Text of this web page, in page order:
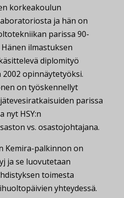
korkeakoulun
ja hän on
parissa 90-
ilmastuksen
diplomityö
2002 opinnäytetyöksi.
on työskennellyt
parissa
nyt HSY:n
vs. osastojohtajana.
Kemira-palkinnon on
ja se luovutetaan
toimesta
yhteydessä.